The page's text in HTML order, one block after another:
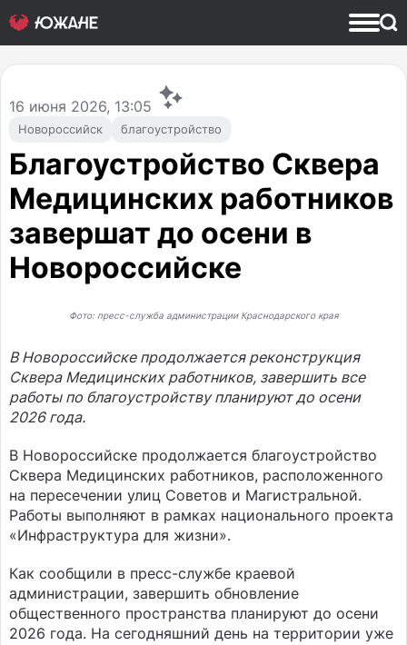
Новороссийск благоустройство
16 июня 2026, 13:05
Благоустройство Сквера
Медицинских работников
завершат до осени в
Новороссийске
Фото: пресс-служба администрации Краснодарского края
В Новороссийске продолжается реконструкция
Сквера Медицинских работников, завершить все
работы по благоустройству планируют до осени
2026 года.
В Новороссийске продолжается благоустройство
Сквера Медицинских работников, расположенного
на пересечении улиц Советов и Магистральной.
Работы выполняют в рамках национального проекта
«Инфраструктура для жизни».
Как сообщили в пресс-службе краевой
администрации, завершить обновление
общественного пространства планируют до осени
2026 года. На сегодняшний день на территории уже